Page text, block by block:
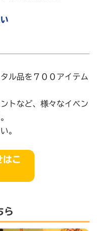
ル品を７００アイテム
トなど、様々なイベン
。
はこ
ら